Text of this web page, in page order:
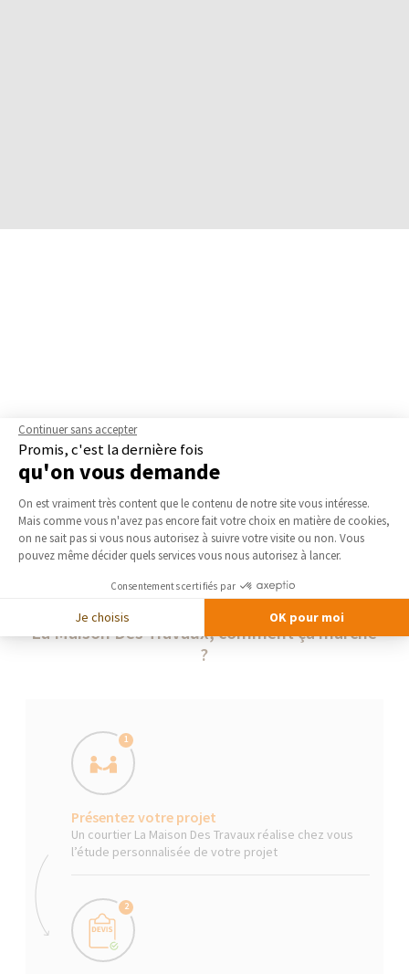
La Maison Des Travaux, comment ça marche
?
1
Présentez votre projet
Un courtier La Maison Des Travaux réalise chez vous
l’étude personnalisée de votre projet
2
Continuer sans accepter
Promis, c'est la dernière fois
qu'on vous demande
Plateforme de Gestion du
On est vraiment très content que le contenu de notre site vous intéresse.
Mais comme vous n'avez pas encore fait votre choix en matière de cookies,
on ne sait pas si vous nous autorisez à suivre votre visite ou non. Vous
pouvez même décider quels services vous nous autorisez à lancer.
Consentements certifiés par
Je choisis OK pour moi
Axeptio consent